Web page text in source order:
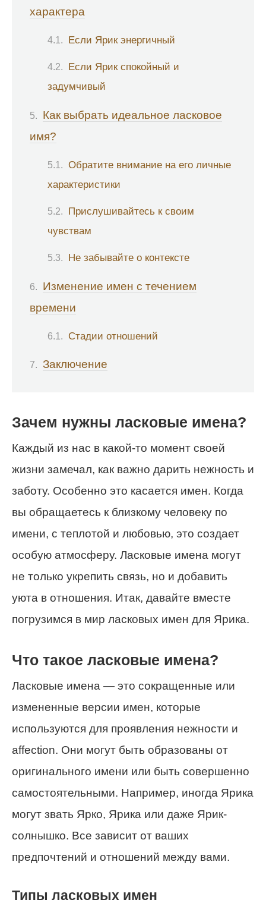
характера
Если Ярик энергичный
Если Ярик спокойный и
задумчивый
Как выбрать идеальное ласковое
имя?
Обратите внимание на его личные
характеристики
Прислушивайтесь к своим
чувствам
Не забывайте о контексте
Изменение имен с течением
времени
Стадии отношений
Заключение
Зачем нужны ласковые имена?
Каждый из нас в какой-то момент своей
жизни замечал, как важно дарить нежность и
заботу. Особенно это касается имен. Когда
вы обращаетесь к близкому человеку по
имени, с теплотой и любовью, это создает
особую атмосферу. Ласковые имена могут
не только укрепить связь, но и добавить
уюта в отношения. Итак, давайте вместе
погрузимся в мир ласковых имен для Ярика.
Что такое ласковые имена?
Ласковые имена — это сокращенные или
измененные версии имен, которые
используются для проявления нежности и
affection. Они могут быть образованы от
оригинального имени или быть совершенно
самостоятельными. Например, иногда Ярика
могут звать Ярко, Ярика или даже Ярик-
солнышко. Все зависит от ваших
предпочтений и отношений между вами.
Типы ласковых имен